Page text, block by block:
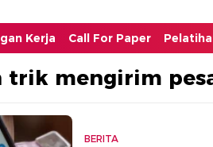
Kerja Call For Paper
mengirim
BERITA